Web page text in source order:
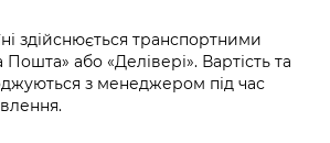
здійснюється транспортними
або «Делівері». Вартість та
з менеджером під час